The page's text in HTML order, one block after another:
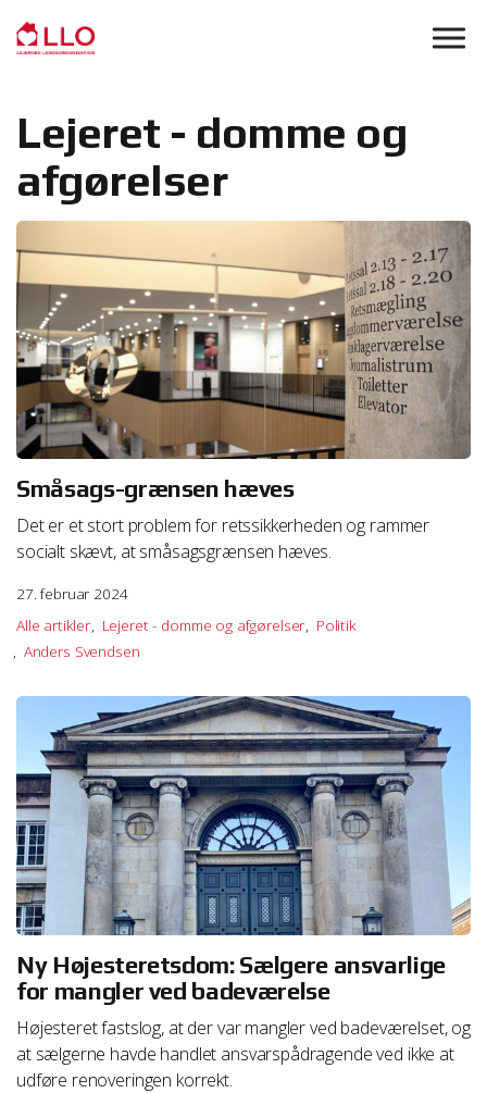
Lejeret - domme og
afgørelser
Småsags-grænsen hæves
Det er et stort problem for retssikkerheden og rammer
socialt skævt, at småsagsgrænsen hæves.
27. februar 2024
Alle artikler
Lejeret - domme og afgørelser
Politik
Anders Svendsen
Ny Højesteretsdom: Sælgere ansvarlige
for mangler ved badeværelse
Højesteret fastslog, at der var mangler ved badeværelset, og
at sælgerne havde handlet ansvarspådragende ved ikke at
udføre renoveringen korrekt.